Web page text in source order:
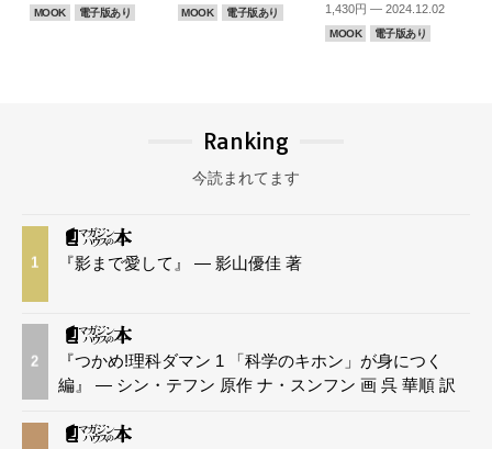
MOOK 電子版あり MOOK 電子版あり 1,430円 — 2024.12.02
MOOK 電子版あり
Ranking
今読まれてます
1 『影まで愛して』 — 影山優佳 著
2
『つかめ!理科ダマン 1 「科学のキホン」が身につく
編』 — シン・テフン 原作 ナ・スンフン 画 呉 華順 訳